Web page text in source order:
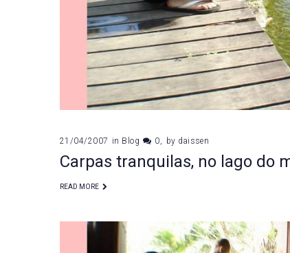
21/04/2007 in Blog 0 by daissen
Carpas tranquilas, no lago do
READ MORE